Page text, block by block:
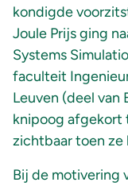
kondigde
Joule Prijs ging
Systems
faculteit
Leuven (deel van
knipoog afgekort
zichtbaar toen ze
Bij de motivering